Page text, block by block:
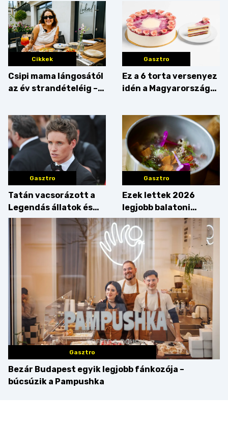
Cikkek
Csipi mama lángosától
az év strandételéig –
Balaton déli partját
Gasztro
Ez a 6 torta versenyez
idén a Magyarország
Gasztro
Tatán vacsorázott a
Legendás állatok és
megfigyelésük sztárja!
Gasztro
Ezek lettek 2026
legjobb balatoni
strandételei –
végigkóstoltuk a
győzteseket
Gasztro
Bezár Budapest egyik legjobb fánkozója –
búcsúzik a Pampushka